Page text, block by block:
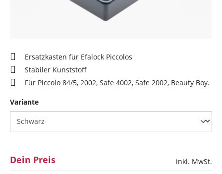
Ersatzkasten für Efalock Piccolos
Stabiler Kunststoff
Für Piccolo 84/5, 2002, Safe 4002, Safe 2002, Beauty Boy.
Varianteauswählen
Dein Preis
inkl. MwSt.